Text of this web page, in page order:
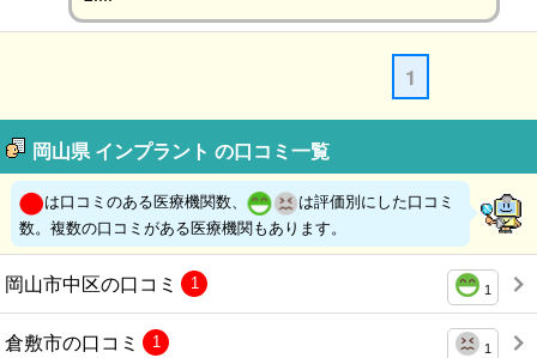
1
岡山県 インプラント の口コミ一覧
は口コミのある医療機関数、
は評価別にした口コミ
数。複数の口コミがある医療機関もあります。
岡山市中区の口コミ 1
1
倉敷市の口コミ 1
1